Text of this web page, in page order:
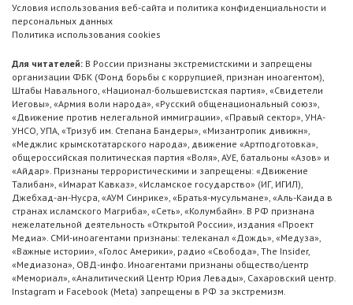
Условия использования веб-сайта и политика конфиденциальности и
персональных данных
Политика использования cookies
Для читателей: В России признаны экстремистскими и запрещены
организации ФБК (Фонд борьбы с коррупцией, признан иноагентом),
Штабы Навального, «Национал-большевистская партия», «Свидетели
Иеговы», «Армия воли народа», «Русский общенациональный союз»,
«Движение против нелегальной иммиграции», «Правый сектор», УНА-
УНСО, УПА, «Тризуб им. Степана Бандеры», «Мизантропик дивижн»,
«Меджлис крымскотатарского народа», движение «Артподготовка»,
общероссийская политическая партия «Воля», АУЕ, батальоны «Азов» и
«Айдар». Признаны террористическими и запрещены: «Движение
Талибан», «Имарат Кавказ», «Исламское государство» (ИГ, ИГИЛ),
Джебхад-ан-Нусра, «АУМ Синрике», «Братья-мусульмане», «Аль-Каида в
странах исламского Магриба», «Сеть», «Колумбайн». В РФ признана
нежелательной деятельность «Открытой России», издания «Проект
Медиа». СМИ-иноагентами признаны: телеканал «Дождь», «Медуза»,
«Важные истории», «Голос Америки», радио «Свобода», The Insider,
«Медиазона», ОВД-инфо. Иноагентами признаны общество/центр
«Мемориал», «Аналитический Центр Юрия Левады», Сахаровский центр.
Instagram и Facebook (Metа) запрещены в РФ за экстремизм.